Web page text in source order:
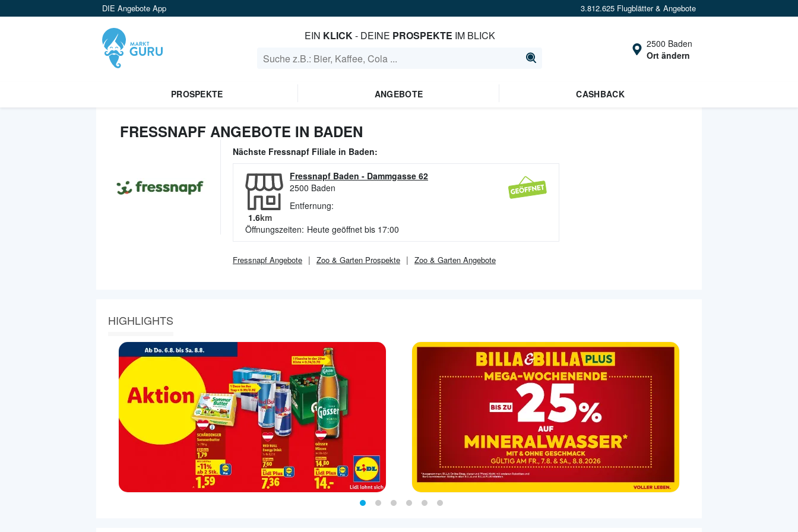
DIE Angebote App 3.812.625 Flugblätter & Angebote
EIN KLICK- DEINE PROSPEKTE IM BLICK
2500 Baden
Ort ändern
PROSPEKTE ANGEBOTE CASHBACK
FRESSNAPF ANGEBOTE IN BADEN
Nächste Fressnapf Filiale in Baden:
Fressnapf Baden - Dammgasse 62
2500 Baden
Entfernung:
1.6km
Öffnungszeiten: Heute geöffnet bis 17:00
Fressnapf Angebote Zoo & Garten Prospekte Zoo & Garten Angebote
HIGHLIGHTS